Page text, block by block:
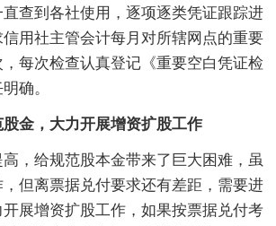
查到各社使用，逐项逐类凭证跟踪进
用社主管会计每月对所辖网点的重要
每次检查认真登记《重要空白凭证检
确。
股金，大力开展增资扩股工作
，给规范股本金带来了巨大困难，虽
但离票据兑付要求还有差距，需要进
展增资扩股工作，如果按票据兑付考